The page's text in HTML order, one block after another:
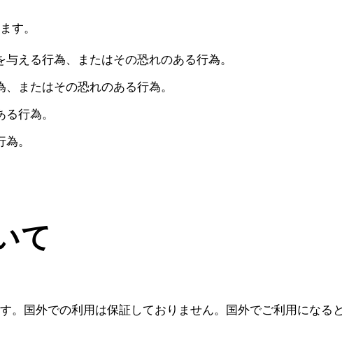
す。
える行為、またはその恐れのある行為。
またはその恐れのある行為。
行為。
。
て
。国外での利用は保証しておりません。国外でご利用になる